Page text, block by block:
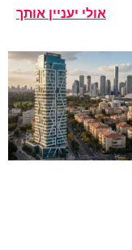
אולי יעניין אותך